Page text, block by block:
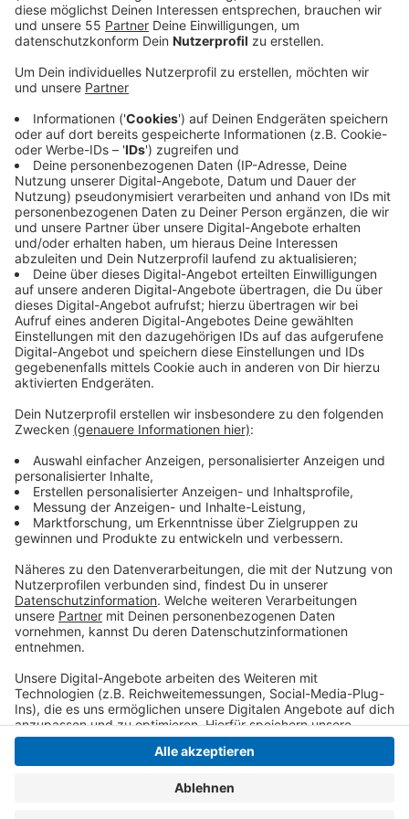
Veröffentlicht:Mittwoch, 29.03.2023 04:45
Anzeige
Und die Stadt feilt weiter daran, die
Aufenthaltsqualität in der Krefelder City zu
verbessern. Unter anderem soll der Kommunale
Ordnungsdienst noch besser für die Krefelder
erreichbar sein. Per Telefon und auch per Mail will der
KOD den Dialog mit den Krefeldern suchen. Außerdem
werden ab Samstag (01.04.) die Einsatzzeiten des
Ordnungsdienstes wieder ausgeweitet. Ab dann ist der
KOD täglich vom frühen Morgen an bis Mitternacht im
Einsatz. Das ist nur ein Baustein des neuen Krefelder
Innenstadtkonzepts, zu dem auch das
Drogenhilfezentrum gehört. Seit dessen Eröffnung
Plätzen auf, die bislang als Hotspot galten - wie etwa
nicht direkt das Drogenhilfezentrum. Deshalb versucht
die Polizei in Zivil neue Drogendealer-Hotspots
aufzudecken.
Anzeige